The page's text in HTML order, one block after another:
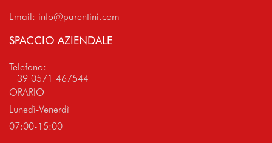
Email: info@parentini.com
SPACCIO AZIENDALE
Telefono:
+39 0571 467544
ORARIO
Lunedì-Venerdì
07:00-15:00